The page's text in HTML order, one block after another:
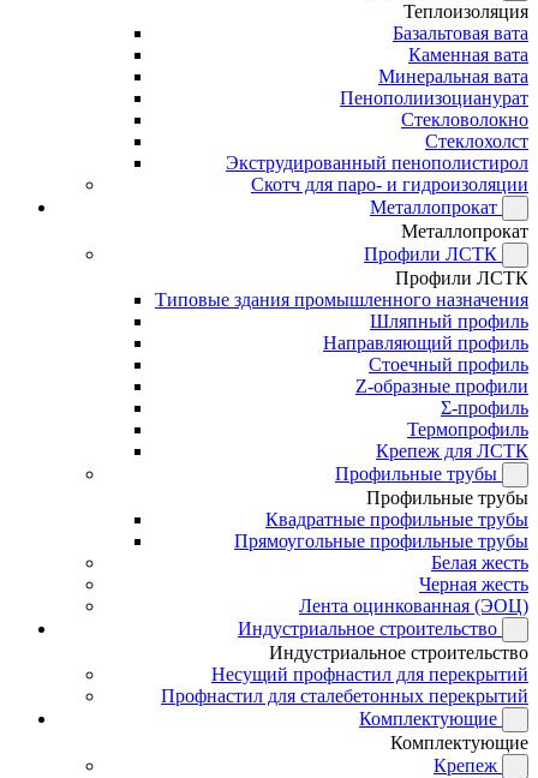
Теплоизоляция
Базальтовая вата
Каменная вата
Минеральная вата
Пенополиизоцианурат
Стекловолокно
Стеклохолст
Экструдированный пенополистирол
Скотч для паро- и гидроизоляции
Металлопрокат
Металлопрокат
Профили ЛСТК
Профили ЛСТК
Типовые здания промышленного назначения
Шляпный профиль
Направляющий профиль
Стоечный профиль
Z-образные профили
Σ-профиль
Термопрофиль
Крепеж для ЛСТК
Профильные трубы
Профильные трубы
Квадратные профильные трубы
Прямоугольные профильные трубы
Белая жесть
Черная жесть
Лента оцинкованная (ЭОЦ)
Индустриальное строительство
Индустриальное строительство
Несущий профнастил для перекрытий
Профнастил для сталебетонных перекрытий
Комплектующие
Комплектующие
Крепеж